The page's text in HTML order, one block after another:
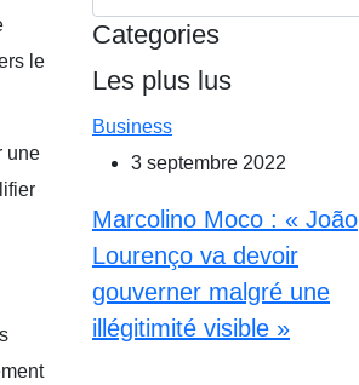
le
une
Categories
Les plus lus
Business
3 septembre 2022
Marcolino Moco : « João
Lourenço va devoir
gouverner malgré une
illégitimité visible »